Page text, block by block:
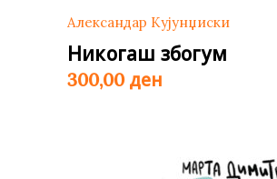
Александар Кујунџиски
Никогаш збогум
300,00 ден